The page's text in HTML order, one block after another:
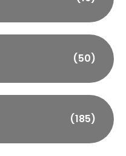
(50)
(185)